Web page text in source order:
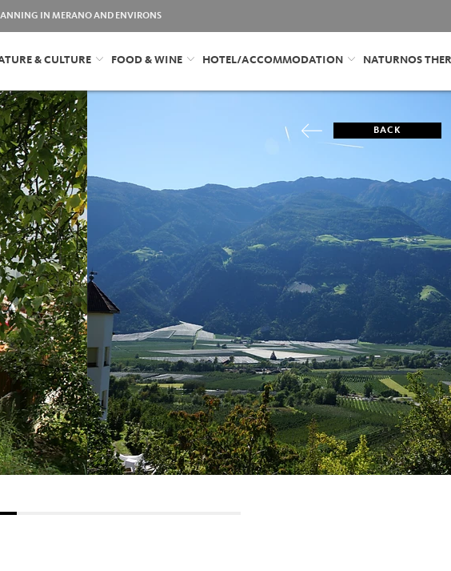
IN MERANO AND ENVIRONS
& CULTURE FOOD & WINE HOTEL/ACCOMMODATION NATURNOS
BACK